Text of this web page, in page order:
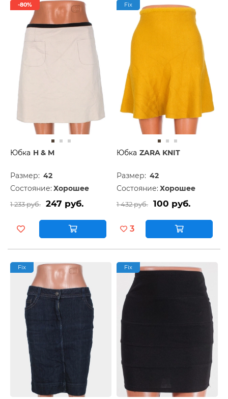
-80%
Юбка H & M
Размер: 42
Состояние: Хорошее
1 233 руб. 247 руб.
Fix
Юбка ZARA KNIT
Размер: 42
Состояние: Хорошее
1 432 руб. 100 руб.
3
Fix Fix